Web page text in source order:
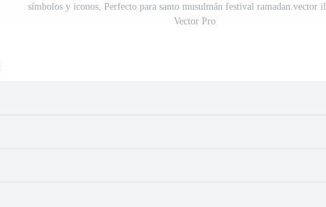
símbolos y iconos, Perfecto para santo musulmán festival ramadan.vector
Vector Pro